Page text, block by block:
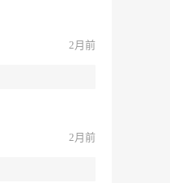
2月前
2月前